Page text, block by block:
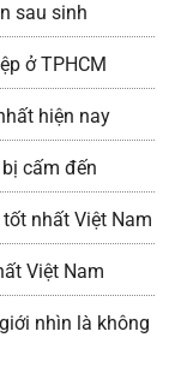
sau sinh
ở TPHCM
hiện nay
cấm đến
nhất Việt Nam
Việt Nam
nhìn là không